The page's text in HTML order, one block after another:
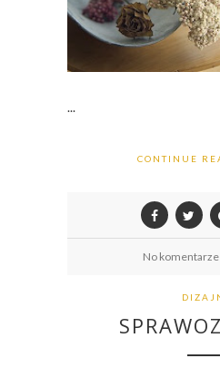
...
CONTINUE
No komentarze